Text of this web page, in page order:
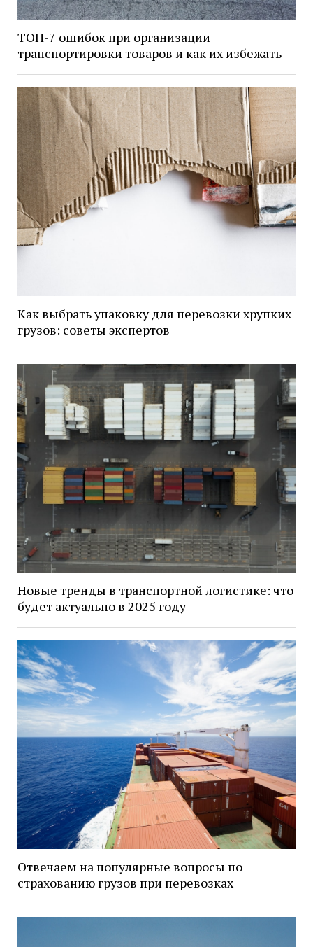
ТОП-7 ошибок при организации
транспортировки товаров и как их избежать
Как выбрать упаковку для перевозки хрупких
грузов: советы экспертов
Новые тренды в транспортной логистике: что
будет актуально в 2025 году
Отвечаем на популярные вопросы по
страхованию грузов при перевозках